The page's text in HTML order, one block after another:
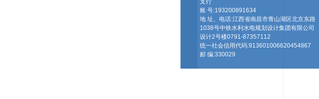
支行
账 号:193200891634
地 址、电话:江西省南昌市青山湖区北京东路
1038号中铁水利水电规划设计集团有限公司
设计2号楼0791-87357112
统一社会信用代码:913601006620454867
邮 编:330029